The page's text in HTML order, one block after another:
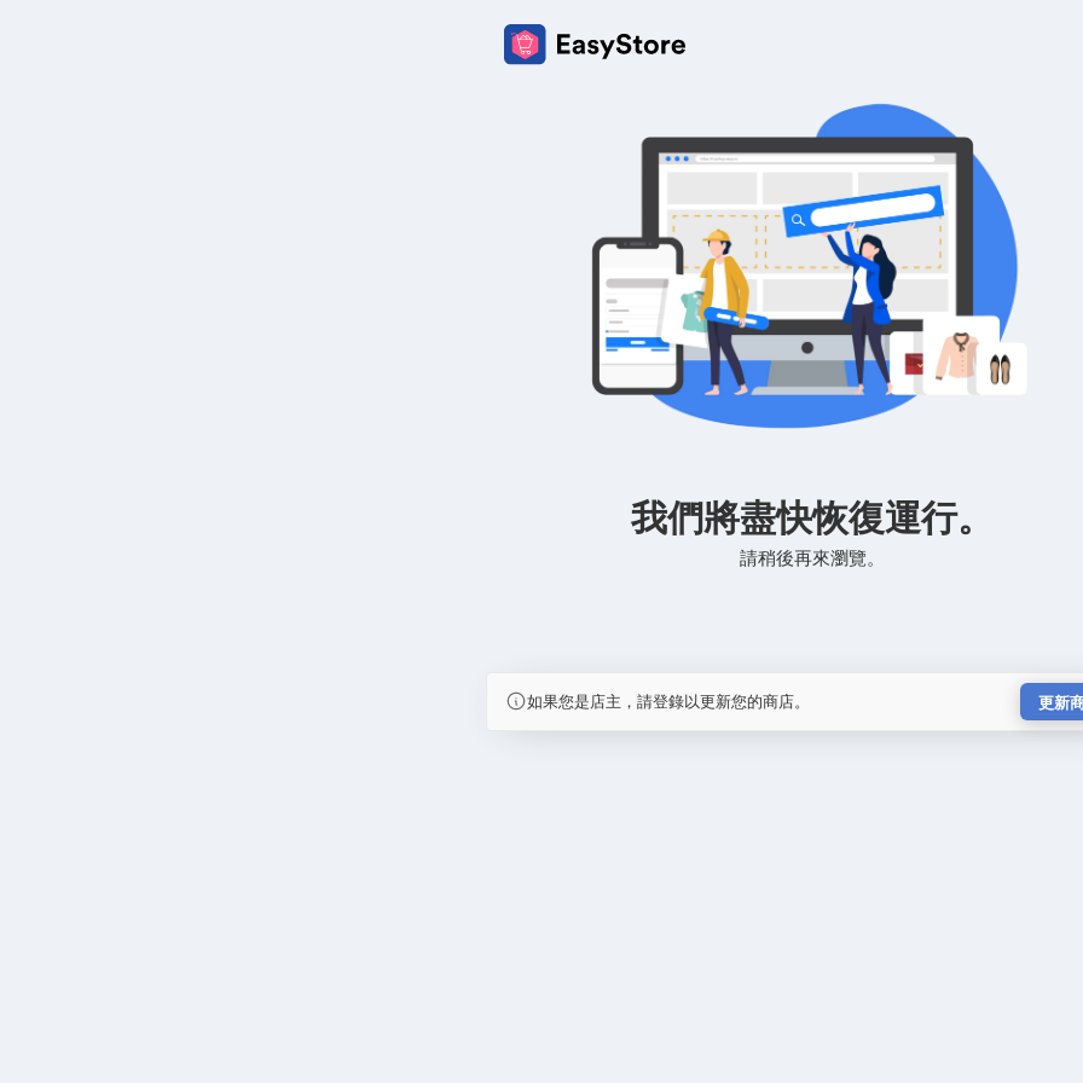
我們將盡快恢復運行。
請稍後再來瀏覽。
如果您是店主，請登錄以更新您的商店。 更新